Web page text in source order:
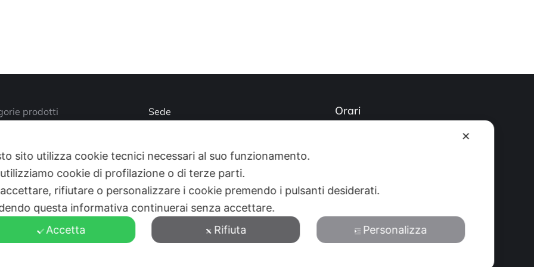
prodotti
Sede
Supporto Tecnico
+39 0124 34071
Find us on:
Mail
page
Orari
Lun-Ven: 8-12:30 14-19 Sab: 8-
✕
sito utilizza cookie tecnici necessari al suo funzionamento.
cookie di profilazione o di terze parti.
rifiutare o personalizzare i cookie premendo i pulsanti desiderati.
questa informativa continuerai senza accettare.
Accetta
Rifiuta Personalizza